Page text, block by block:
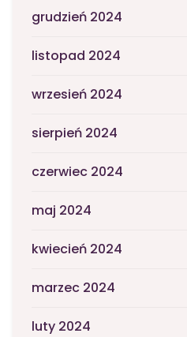
grudzień 2024
listopad 2024
wrzesień 2024
sierpień 2024
czerwiec 2024
maj 2024
kwiecień 2024
marzec 2024
luty 2024